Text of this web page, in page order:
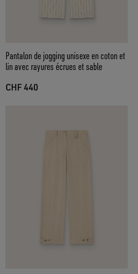
Pantalon de jogging unisexe en coton et
lin avec rayures écrues et sable
CHF 440